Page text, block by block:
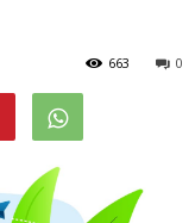
0
663